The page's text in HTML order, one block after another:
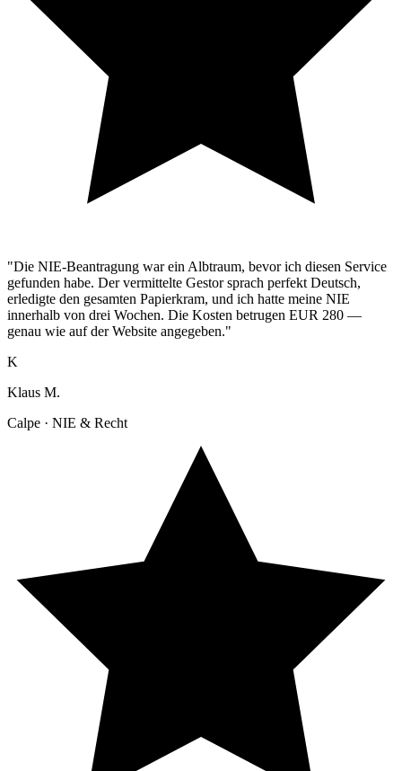
"Die NIE-Beantragung war ein Albtraum, bevor ich diesen Service
gefunden habe. Der vermittelte Gestor sprach perfekt Deutsch,
erledigte den gesamten Papierkram, und ich hatte meine NIE
innerhalb von drei Wochen. Die Kosten betrugen EUR 280 —
genau wie auf der Website angegeben."
K
Klaus M.
Calpe · NIE & Recht